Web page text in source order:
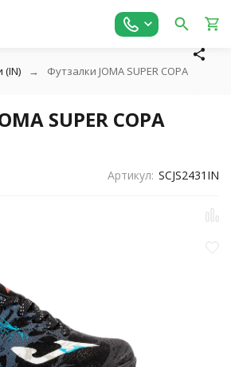
(IN) Футзалки JOMA SUPER COPA
SUPER COPA
Артикул: SCJS2431IN